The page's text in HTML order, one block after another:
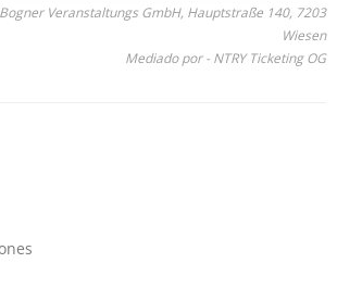
Veranstaltungs GmbH, Hauptstraße 140, 7203
Wiesen
Mediado por - NTRY Ticketing OG